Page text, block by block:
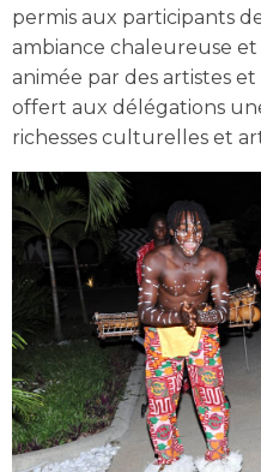
permis aux participants
ambiance chaleureuse
animée par des artistes
offert aux délégations
richesses culturelles et